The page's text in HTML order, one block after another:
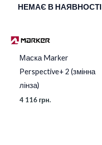
НЕМАЄ В НАЯВНОСТІ
Маска Marker
Perspective+ 2 (змінна
лінза)
4 116 грн.